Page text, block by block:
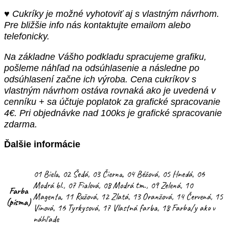
♥ Cukríky je možné vyhotoviť aj s vlastným návrhom.
Pre bližšie info nás kontaktujte emailom alebo
telefonicky.
Na základne Vášho podkladu spracujeme grafiku,
pošleme náhľad na odsúhlasenie a následne po
odsúhlasení začne ich výroba. Cena cukríkov s
vlastným návrhom ostáva rovnaká ako je uvedená v
cenníku + sa účtuje poplatok za grafické spracovanie
4€. Pri objednávke nad 100ks je grafické spracovanie
zdarma.
Ďalšie informácie
Farba
(písma)
01 Biela, 02 Šedá, 03 Čierna, 04 Béžová, 05 Hnedá, 06
Modrá bl., 07 Fialová, 08 Modrá tm., 09 Zelená, 10
Magenta, 11 Ružová, 12 Zlatá, 13 Oranžová, 14 Červená, 15
Vínová, 16 Tyrkysová, 17 Vlastná farba, 18 Farba/y ako v
náhľade